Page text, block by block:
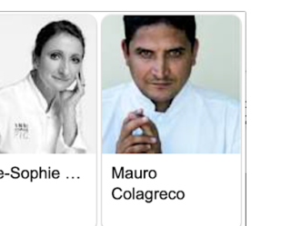
DEPUIS 2016